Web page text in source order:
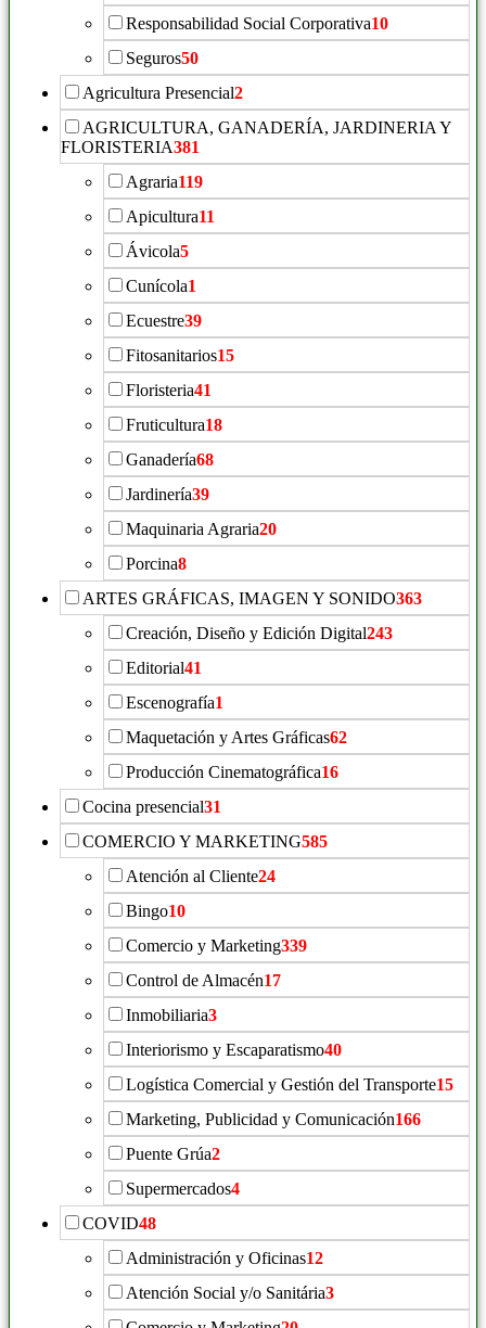
Responsabilidad Social Corporativa10
Seguros50
Agricultura Presencial2
AGRICULTURA, GANADERÍA, JARDINERIA Y
FLORISTERIA381
Agraria119
Apicultura11
Ávicola5
Cunícola1
Ecuestre39
Fitosanitarios15
Floristeria41
Fruticultura18
Ganadería68
Jardinería39
Maquinaria Agraria20
Porcina8
ARTES GRÁFICAS, IMAGEN Y SONIDO363
Creación, Diseño y Edición Digital243
Editorial41
Escenografía1
Maquetación y Artes Gráficas62
Producción Cinematográfica16
Cocina presencial31
COMERCIO Y MARKETING585
Atención al Cliente24
Bingo10
Comercio y Marketing339
Control de Almacén17
Inmobiliaria3
Interiorismo y Escaparatismo40
Logística Comercial y Gestión del Transporte15
Marketing, Publicidad y Comunicación166
Puente Grúa2
Supermercados4
COVID48
Administración y Oficinas12
Atención Social y/o Sanitária3